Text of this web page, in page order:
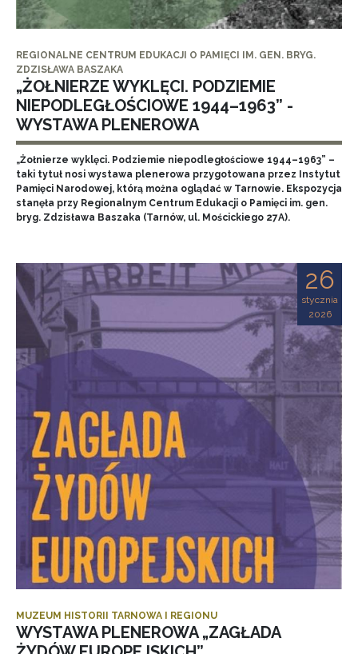
REGIONALNE CENTRUM EDUKACJI O PAMIĘCI IM. GEN. BRYG.
ZDZISŁAWA BASZAKA
„ŻOŁNIERZE WYKLĘCI. PODZIEMIE
NIEPODLEGŁOŚCIOWE 1944–1963” -
WYSTAWA PLENEROWA
„Żołnierze wyklęci. Podziemie niepodległościowe 1944–1963” –
taki tytuł nosi wystawa plenerowa przygotowana przez Instytut
Pamięci Narodowej, którą można oglądać w Tarnowie. Ekspozycja
stanęła przy Regionalnym Centrum Edukacji o Pamięci im. gen.
bryg. Zdzisława Baszaka (Tarnów, ul. Mościckiego 27A).
26
stycznia
2026
MUZEUM HISTORII TARNOWA I REGIONU
WYSTAWA PLENEROWA „ZAGŁADA